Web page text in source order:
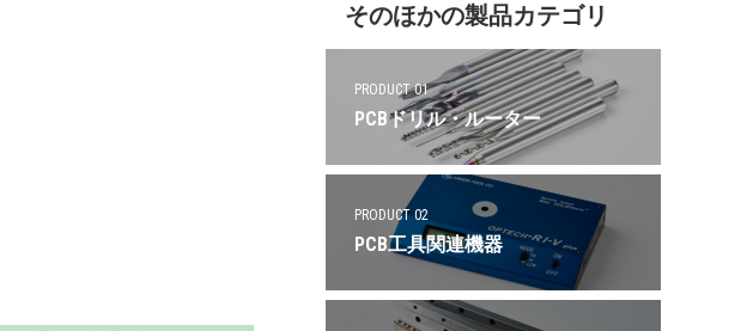
そのほかの製品カテゴリ
PRODUCT 01
PCBドリル・ルーター
PRODUCT 02
PCB工具関連機器